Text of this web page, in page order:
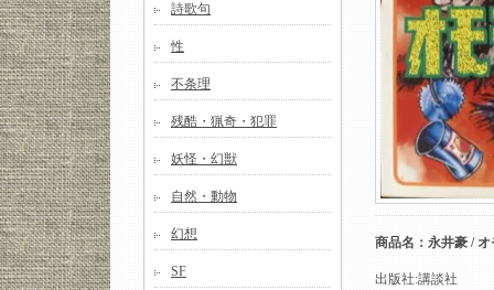
詩歌句
性
不条理
残酷・猟奇・犯罪
妖怪・幻獣
自然・動物
幻想
SF
商品名：永井豪 /
出版社:講談社